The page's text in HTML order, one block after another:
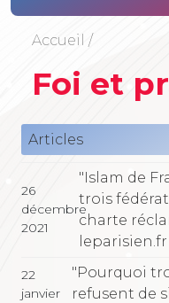
Accueil /
Foi et
Articles
26
décembre
2021
"Islam de
trois
charte
leparisien.fr
22
janvier
"Pourquoi
refusent de